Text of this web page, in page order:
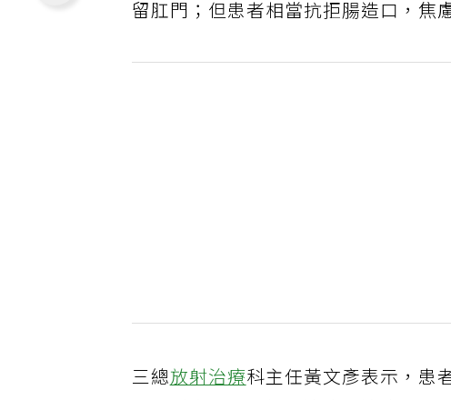
留肛門；但患者相當抗拒腸造口，焦
三總放射治療科主任黃文彥表示，患